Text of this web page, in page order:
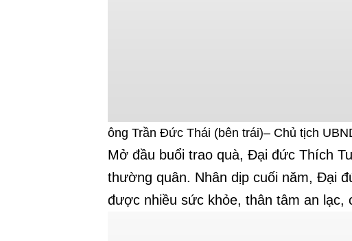
ông Trần Đức Thái (bên trái)– Chủ tịch
Mở đầu buổi trao quà, Đại đức Thích
thường quân. Nhân dịp cuối năm, Đại
được nhiều sức khỏe, thân tâm an lạc,